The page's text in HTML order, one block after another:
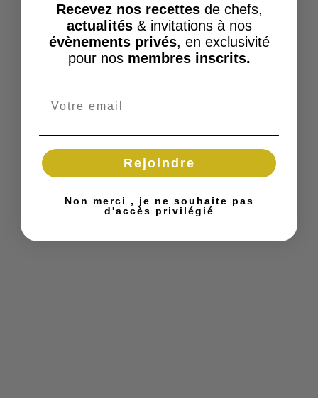
Recevez nos recettes de chefs,
actualités& invitations à nos
évènements privés, en exclusivité
pour nos membres inscrits.
Rejoindre
Non merci , je ne souhaite pas
d'accès privilégié